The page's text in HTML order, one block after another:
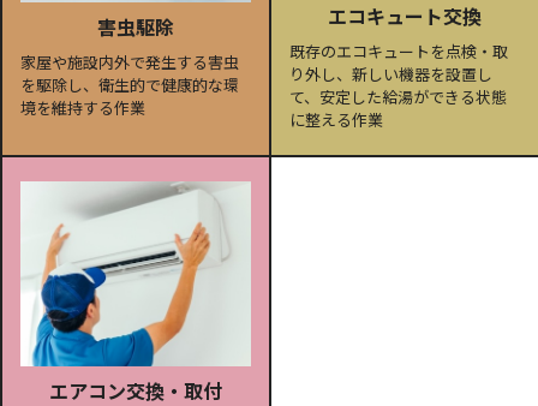
害虫駆除
家屋や施設内外で発生する害虫
を駆除し、衛生的で健康的な環
境を維持する作業
エコキュート交換
既存のエコキュートを点検・取
り外し、新しい機器を設置し
て、安定した給湯ができる状態
に整える作業
エアコン交換・取付